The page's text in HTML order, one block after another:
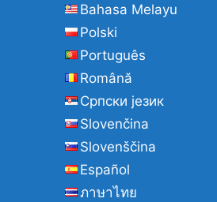
Bahasa Melayu
Polski
Português
Română
Cрпски језик
Slovenčina
Slovenščina
Español
ภาษาไทย